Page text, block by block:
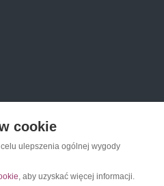
cookie
ulepszenia ogólnej wygody
, aby uzyskać więcej informacji.